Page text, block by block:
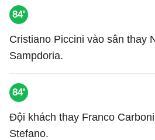
84'
Cristiano Piccini vào sân thay
Sampdoria.
84'
Đội khách thay Franco
Stefano.